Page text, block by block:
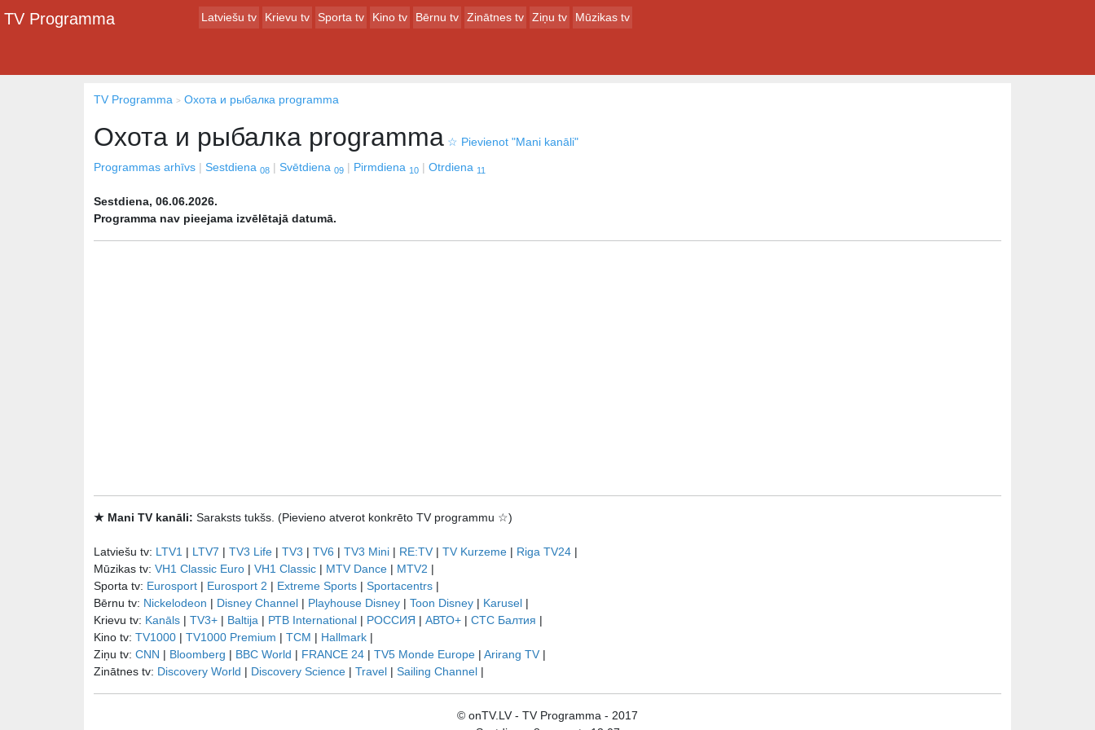
TV Programma Latviešu tv Krievu tv Sporta tv Kino tv Bērnu tv Zinātnes tv Ziņu tv Mūzikas tv
TV Programma Охота и рыбалка programma
Охота и рыбалка programma ☆ Pievienot "Mani kanāli"
Programmas arhīvs
Sestdiena 08 Svētdiena 09 Pirmdiena 10 Otrdiena 11
Sestdiena, 06.06.2026.
Programma nav pieejama izvēlētajā datumā.
★ Mani TV kanāli: Saraksts tukšs. (Pievieno atverot konkrēto TV programmu ☆)
Latviešu tv: LTV1 | LTV7 | TV3 Life | TV3 | TV6 | TV3 Mini | RE:TV | TV Kurzeme | Riga TV24 |
Mūzikas tv: VH1 Classic Euro | VH1 Classic | MTV Dance | MTV2 |
Sporta tv: Eurosport | Eurosport 2 | Extreme Sports | Sportacentrs |
Bērnu tv: Nickelodeon | Disney Channel | Playhouse Disney | Toon Disney | Karusel |
Krievu tv: Kanāls | TV3+ | Baltija | РТB International | РОССИЯ | АВТО+ | СТС Балтия |
Kino tv: TV1000 | TV1000 Premium | TCM | Hallmark |
Ziņu tv: CNN | Bloomberg | BBC World | FRANCE 24 | TV5 Monde Europe | Arirang TV |
Zinātnes tv: Discovery World | Discovery Science | Travel | Sailing Channel |
© onTV.LV - TV Programma - 2017